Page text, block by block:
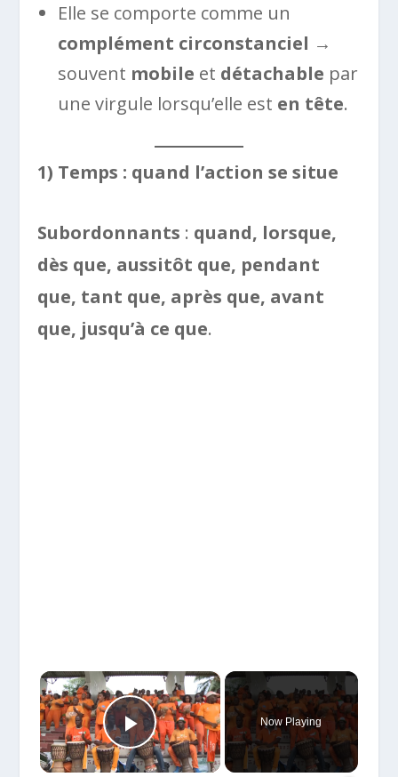
Elle se comporte comme un
complément circonstanciel →
souvent mobile et détachable par
une virgule lorsqu’elle est en tête.
1) Temps : quand l’action se situe
Subordonnants : quand, lorsque,
dès que, aussitôt que, pendant
que, tant que, après que, avant
que, jusqu’à ce que.
×
Play Video
Now Playing